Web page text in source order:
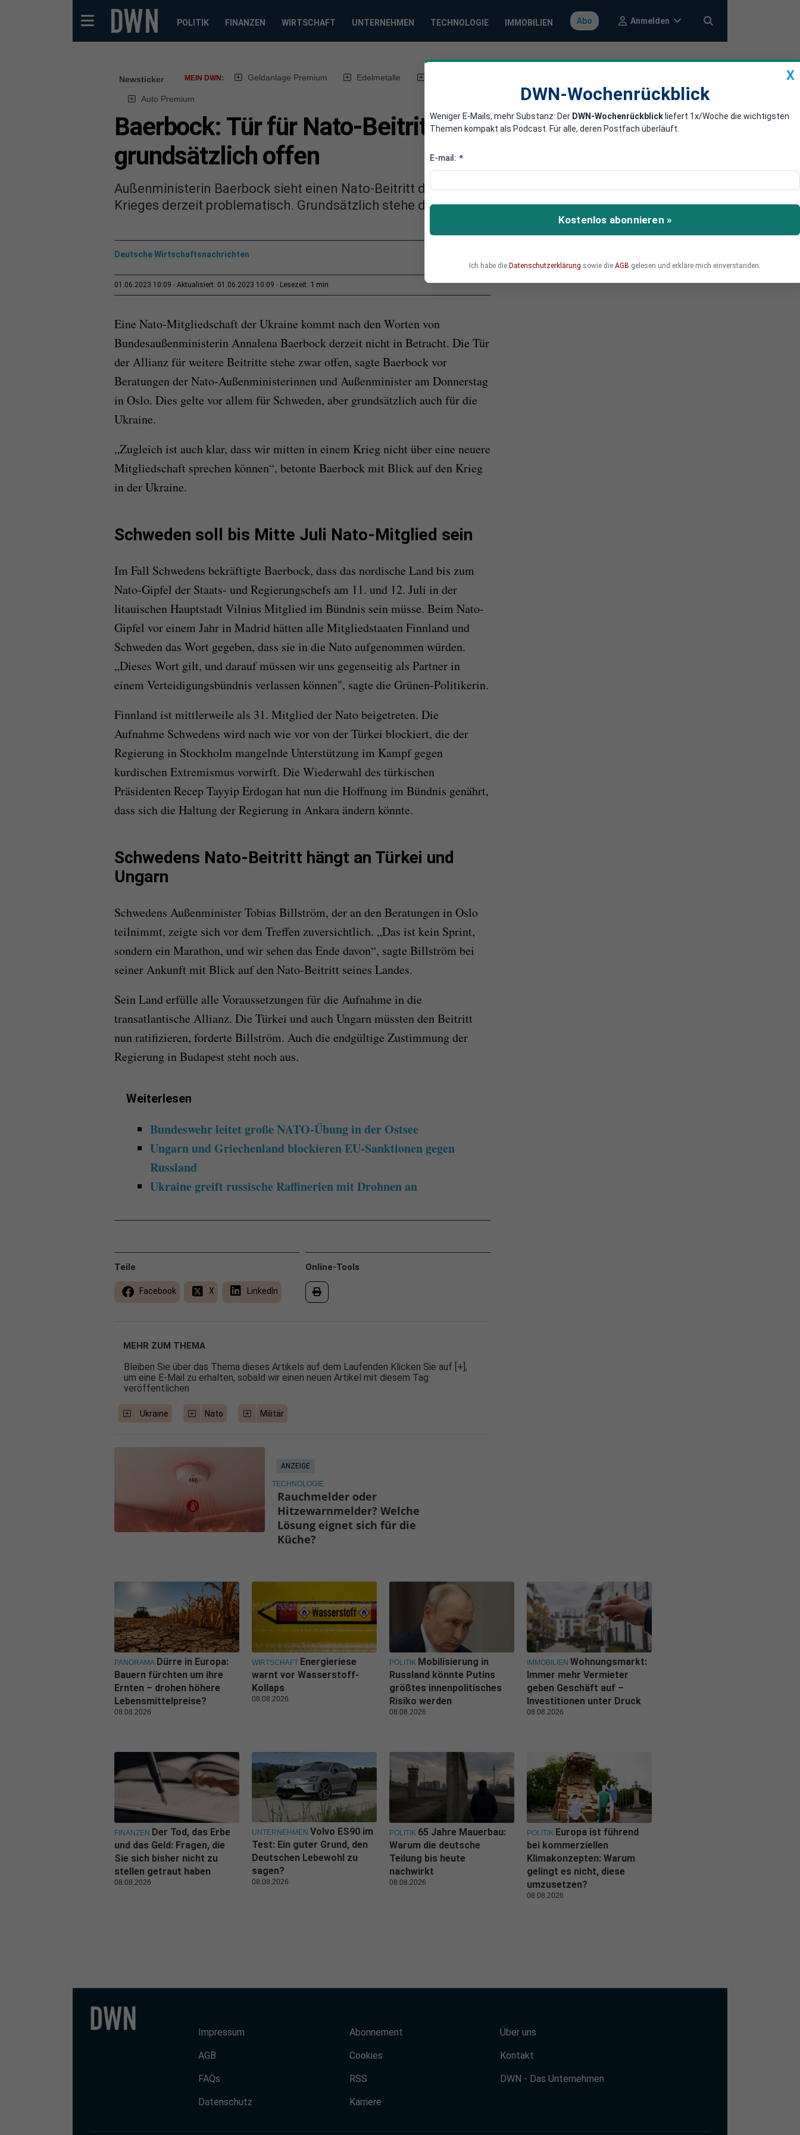
POLITIK FINANZEN WIRTSCHAFT UNTERNEHMEN TECHNOLOGIE IMMOBILIEN Abo Anmelden
Newsticker MEIN DWN: Geldanlage Premium Edelmetalle
Auto Premium
Baerbock: Tür für Nato-Beitritt der Ukraine steht
grundsätzlich offen
Außenministerin Baerbock sieht einen Nato-Beitritt der Ukraine aufgrund des anhaltenden
Krieges derzeit problematisch. Grundsätzlich stehe die Tür für die Ukraine jedoch offen.
Deutsche Wirtschaftsnachrichten
01.06.2023 10:09 Aktualisiert: 01.06.2023 10:09 Lesezeit: 1 min
Eine Nato-Mitgliedschaft der Ukraine kommt nach den Worten von
Bundesaußenministerin Annalena Baerbock derzeit nicht in Betracht. Die Tür
der Allianz für weitere Beitritte stehe zwar offen, sagte Baerbock vor
Beratungen der Nato-Außenministerinnen und Außenminister am Donnerstag
in Oslo. Dies gelte vor allem für Schweden, aber grundsätzlich auch für die
Ukraine.
„Zugleich ist auch klar, dass wir mitten in einem Krieg nicht über eine neuere
Mitgliedschaft sprechen können“, betonte Baerbock mit Blick auf den Krieg
in der Ukraine.
Schweden soll bis Mitte Juli Nato-Mitglied sein
Im Fall Schwedens bekräftigte Baerbock, dass das nordische Land bis zum
Nato-Gipfel der Staats- und Regierungschefs am 11. und 12. Juli in der
litauischen Hauptstadt Vilnius Mitglied im Bündnis sein müsse. Beim Nato-
Gipfel vor einem Jahr in Madrid hätten alle Mitgliedstaaten Finnland und
Schweden das Wort gegeben, dass sie in die Nato aufgenommen würden.
„Dieses Wort gilt, und darauf müssen wir uns gegenseitig als Partner in
einem Verteidigungsbündnis verlassen können", sagte die Grünen-Politikerin.
Finnland ist mittlerweile als 31. Mitglied der Nato beigetreten. Die
Aufnahme Schwedens wird nach wie vor von der Türkei blockiert, die der
Regierung in Stockholm mangelnde Unterstützung im Kampf gegen
kurdischen Extremismus vorwirft. Die Wiederwahl des türkischen
Präsidenten Recep Tayyip Erdogan hat nun die Hoffnung im Bündnis genährt,
dass sich die Haltung der Regierung in Ankara ändern könnte.
Schwedens Nato-Beitritt hängt an Türkei und
Ungarn
Schwedens Außenminister Tobias Billström, der an den Beratungen in Oslo
teilnimmt, zeigte sich vor dem Treffen zuversichtlich. „Das ist kein Sprint,
sondern ein Marathon, und wir sehen das Ende davon“, sagte Billström bei
seiner Ankunft mit Blick auf den Nato-Beitritt seines Landes.
Sein Land erfülle alle Voraussetzungen für die Aufnahme in die
transatlantische Allianz. Die Türkei und auch Ungarn müssten den Beitritt
nun ratifizieren, forderte Billström. Auch die endgültige Zustimmung der
Regierung in Budapest steht noch aus.
Weiterlesen
Bundeswehr leitet große NATO-Übung in der Ostsee
Ungarn und Griechenland blockieren EU-Sanktionen gegen
Russland
Ukraine greift russische Raffinerien mit Drohnen an
Online-Tools
Teile
Facebook X LinkedIn
MEHR ZUM THEMA
Bleiben Sie über das Thema dieses Artikels auf dem Laufenden Klicken Sie auf [+],
um eine E-Mail zu erhalten, sobald wir einen neuen Artikel mit diesem Tag
veröffentlichen
Ukraine Nato Militär
ANZEIGE
TECHNOLOGIE
Rauchmelder oder
Hitzewarnmelder? Welche
Lösung eignet sich für die
Küche?
X
DWN-Wochenrückblick
Weniger E-Mails, mehr Substanz: Der DWN-Wochenrückblick liefert 1x/Woche die wichtigsten
Themen kompakt als Podcast. Für alle, deren Postfach überläuft.
E-mail: *
Kostenlos abonnieren »
Ich habe die Datenschutzerklärung sowie die AGB gelesen und erkläre mich einverstanden.
PANORAMA Dürre in Europa:
Bauern fürchten um ihre
Ernten – drohen höhere
Lebensmittelpreise?
08.08.2026
WIRTSCHAFT Energieriese
warnt vor Wasserstoff-
Kollaps
08.08.2026
POLITIK Mobilisierung in
Russland könnte Putins
größtes innenpolitisches
Risiko werden
08.08.2026
IMMOBILIEN Wohnungsmarkt:
Immer mehr Vermieter
geben Geschäft auf –
Investitionen unter Druck
08.08.2026
FINANZEN Der Tod, das Erbe
und das Geld: Fragen, die
Sie sich bisher nicht zu
stellen getraut haben
08.08.2026
UNTERNEHMEN Volvo ES90 im
Test: Ein guter Grund, den
Deutschen Lebewohl zu
sagen?
08.08.2026
POLITIK 65 Jahre Mauerbau:
Warum die deutsche
Teilung bis heute
nachwirkt
08.08.2026
POLITIK Europa ist führend
bei kommerziellen
Klimakonzepten: Warum
gelingt es nicht, diese
umzusetzen?
08.08.2026
Impressum
AGB
FAQs
Datenschutz
Abonnement
Cookies
RSS
Karriere
Über uns
Kontakt
DWN - Das Unternehmen